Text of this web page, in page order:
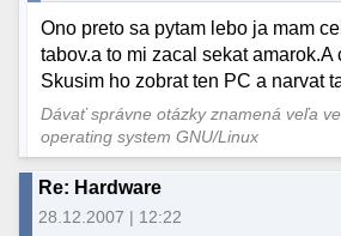
Ono preto sa pytam lebo ja mam
tabov.a to mi zacal sekat
Skusim ho zobrat ten PC a narvat
Dávať správne otázky znamená veľa
operating system GNU/Linux
Re: Hardware
28.12.2007 | 12:22